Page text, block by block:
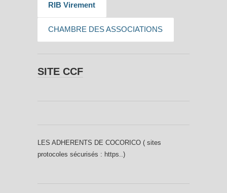
RIB Virement
CHAMBRE DES ASSOCIATIONS
SITE CCF
LES ADHERENTS DE COCORICO ( sites
protocoles sécurisés : https..)